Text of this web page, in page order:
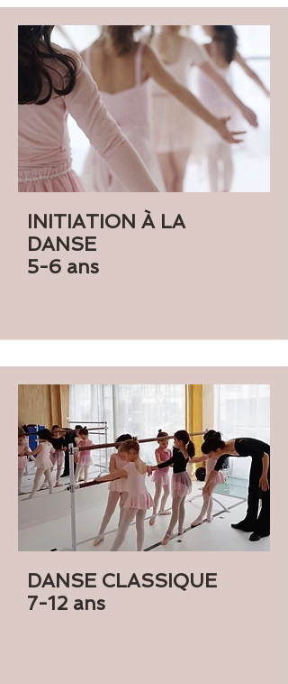
INITIATION À LA
DANSE
5-6 ans
DANSE CLASSIQUE
7-12 ans